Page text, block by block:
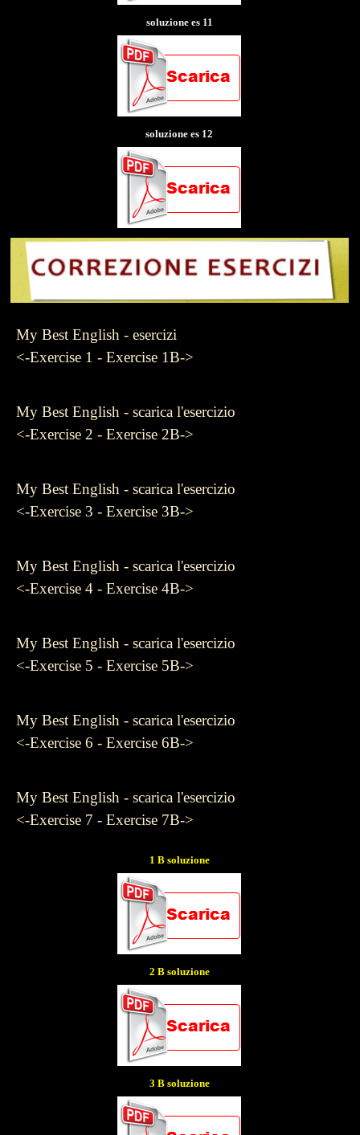
soluzione es 11
soluzione es 12
My Best English - esercizi
<-Exercise 1 - Exercise 1B->
My Best English - scarica l'esercizio
<-Exercise 2 - Exercise 2B->
My Best English - scarica l'esercizio
<-Exercise 3 - Exercise 3B->
My Best English - scarica l'esercizio
<-Exercise 4 - Exercise 4B->
My Best English - scarica l'esercizio
<-Exercise 5 - Exercise 5B->
My Best English - scarica l'esercizio
<-Exercise 6 - Exercise 6B->
My Best English - scarica l'esercizio
<-Exercise 7 - Exercise 7B->
1 B soluzione
2 B soluzione
3 B soluzione